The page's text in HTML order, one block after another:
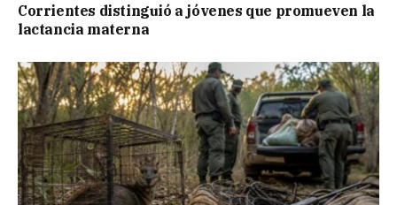
Corrientes distinguió a jóvenes que promueven la
lactancia materna